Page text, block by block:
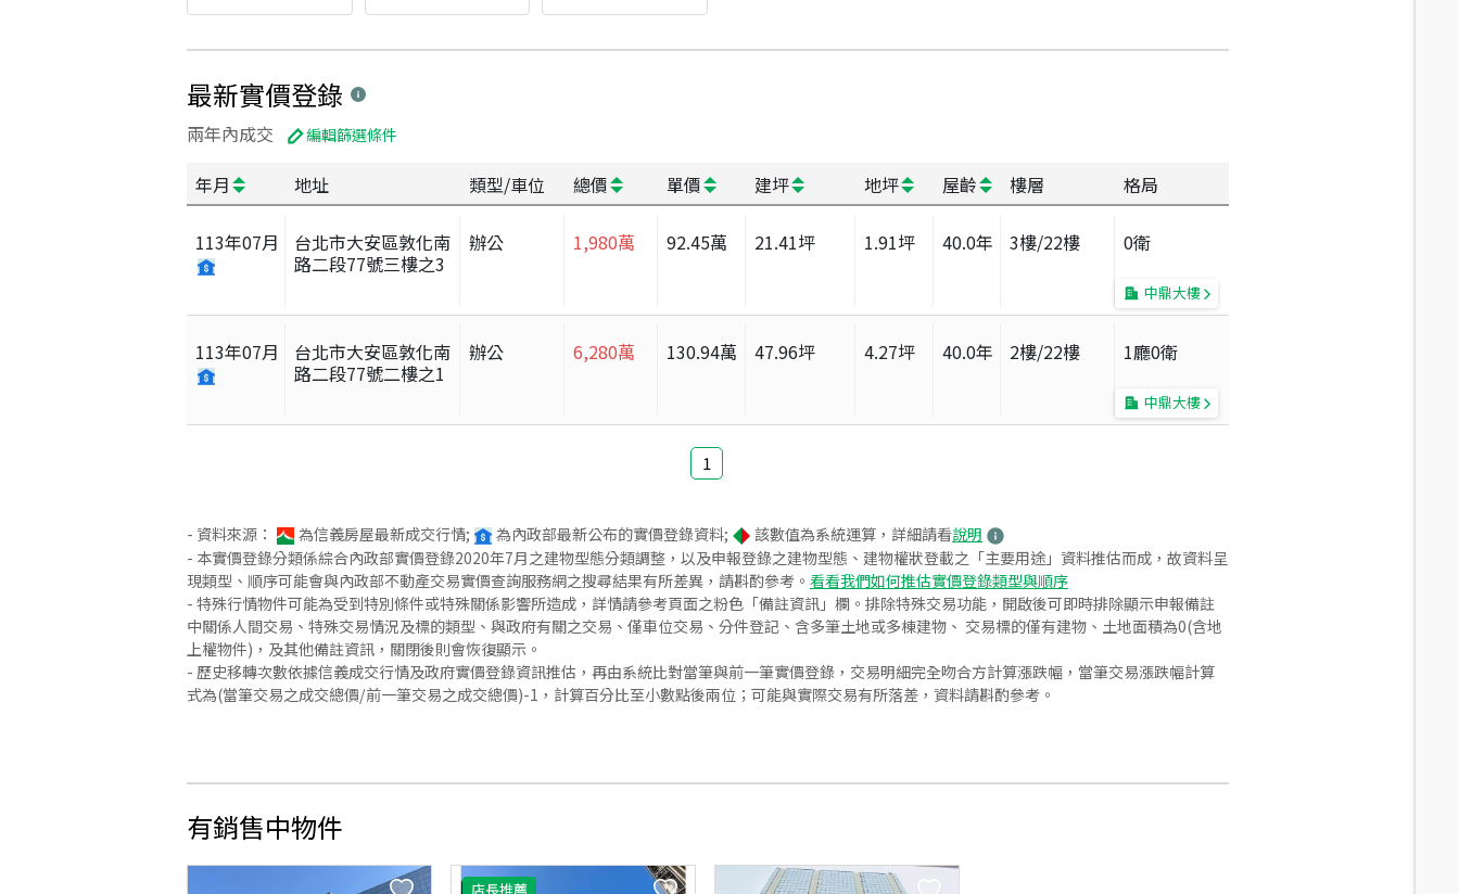
最新實價登錄
兩年內成交 編輯篩選條件
年月 地址 類型/車位 總價 單價 建坪 地坪 屋齡 樓層 格局
113年07月
台北市大安區敦化南
路二段77號三樓之3
辦公 1,980萬 92.45萬 21.41坪 1.91坪 40.0年 3樓/22樓 0衛
中鼎大樓
113年07月
台北市大安區敦化南
路二段77號二樓之1
辦公 6,280萬 130.94萬 47.96坪 4.27坪 40.0年 2樓/22樓 1廳0衛
中鼎大樓
1
- 資料來源： 為信義房屋最新成交行情; 為內政部最新公布的實價登錄資料; 該數值為系統運算，詳細請看說明
- 本實價登錄分類係綜合內政部實價登錄2020年7月之建物型態分類調整，以及申報登錄之建物型態、建物權狀登載之「主要用途」資料推估而成，故資料呈
現類型、順序可能會與內政部不動產交易實價查詢服務網之搜尋結果有所差異，請斟酌參考。 看看我們如何推估實價登錄類型與順序
- 特殊行情物件可能為受到特別條件或特殊關係影響所造成，詳情請參考頁面之粉色「備註資訊」欄。排除特殊交易功能，開啟後可即時排除顯示申報備註
中關係人間交易、特殊交易情況及標的類型、與政府有關之交易、僅車位交易、分件登記、含多筆土地或多棟建物、 交易標的僅有建物、土地面積為0(含地
上權物件)，及其他備註資訊，關閉後則會恢復顯示。
- 歷史移轉次數依據信義成交行情及政府實價登錄資訊推估，再由系統比對當筆與前一筆實價登錄，交易明細完全吻合方計算漲跌幅，當筆交易漲跌幅計算
式為(當筆交易之成交總價/前一筆交易之成交總價)-1，計算百分比至小數點後兩位；可能與實際交易有所落差，資料請斟酌參考。
有銷售中物件
店長推薦